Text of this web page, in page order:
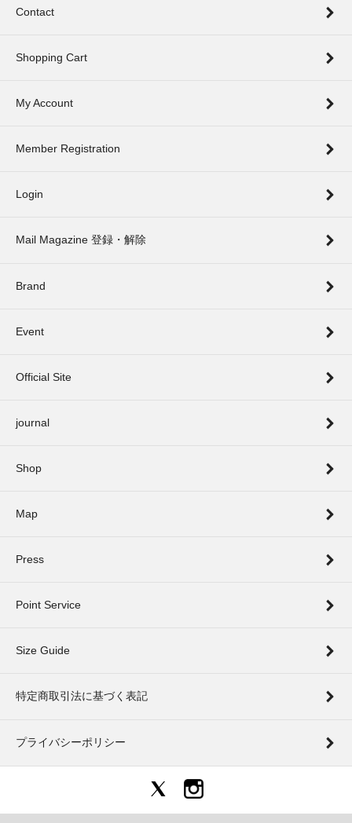
Contact
Shopping Cart
My Account
Member Registration
Login
Mail Magazine 登録・解除
Brand
Event
Official Site
journal
Shop
Map
Press
Point Service
Size Guide
特定商取引法に基づく表記
プライバシーポリシー